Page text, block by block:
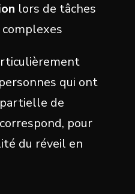
lors de tâches
qui ont
de
pour
du réveil en